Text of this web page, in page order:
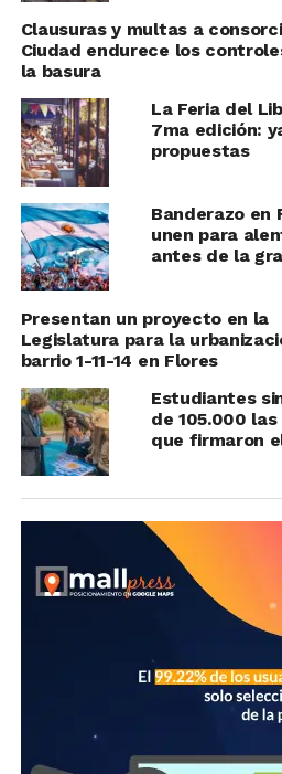
Clausuras y multas a
Ciudad endurece los
la basura
La Feria del
7ma edición:
propuestas
Banderazo en
unen para
antes de la
Presentan un proyecto en la
Legislatura para la
barrio 1-11-14 en Flores
Estudiantes
de 105.000
que firmaron